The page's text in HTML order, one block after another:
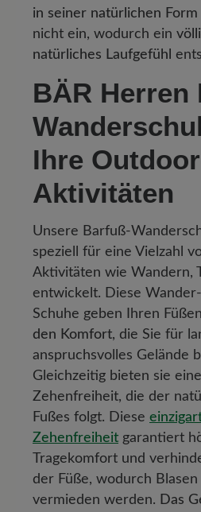
in seiner natürlichen Form
nicht ein, wodurch ein
natürliches Laufgefühl
BÄR Herren
Ihre
Aktivitäten
Unsere Barfuß-
speziell für eine Vielzahl
Aktivitäten wie Wandern,
entwickelt. Diese
Schuhe geben Ihren Füßen
den Komfort, die Sie für
anspruchsvolles Gelände
Gleichzeitig bieten sie
Zehenfreiheit, die der
Fußes folgt. Diese
Zehenfreiheit garantiert
Tragekomfort und
der Füße, wodurch
vermieden werden. Das